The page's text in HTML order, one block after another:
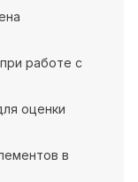
работе с
оценки
в